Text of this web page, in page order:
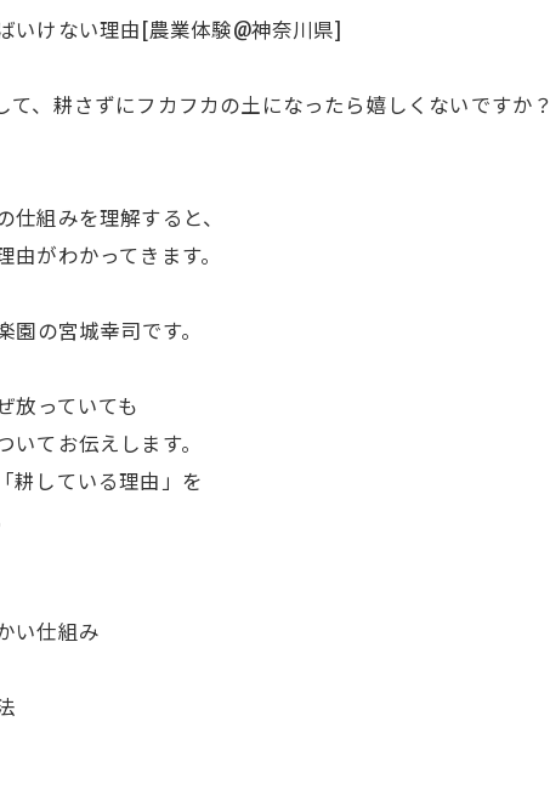
けない理由ㅤ[農業体験@神奈川県]
て、耕さずにフカフカの土になったら嬉しくないですか？
組みを理解すると、
がわかってきます。
園の宮城幸司です。
放っていても
てお伝えします。
耕している理由」を
い仕組み